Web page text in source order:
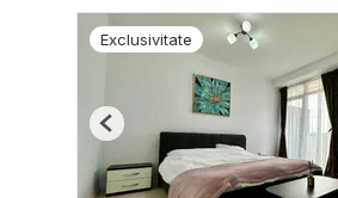
Exclusivitate
Previous